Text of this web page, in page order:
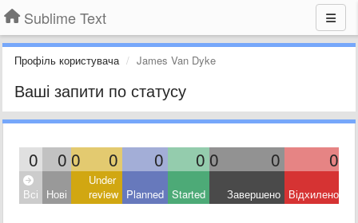
Sublime Text
Профіль користувача James Van Dyke
Ваші запити по статусу
0 0 0 0 0 0 0 0 0
Всі Нові
Under
review Planned Started Завершено Відхилено